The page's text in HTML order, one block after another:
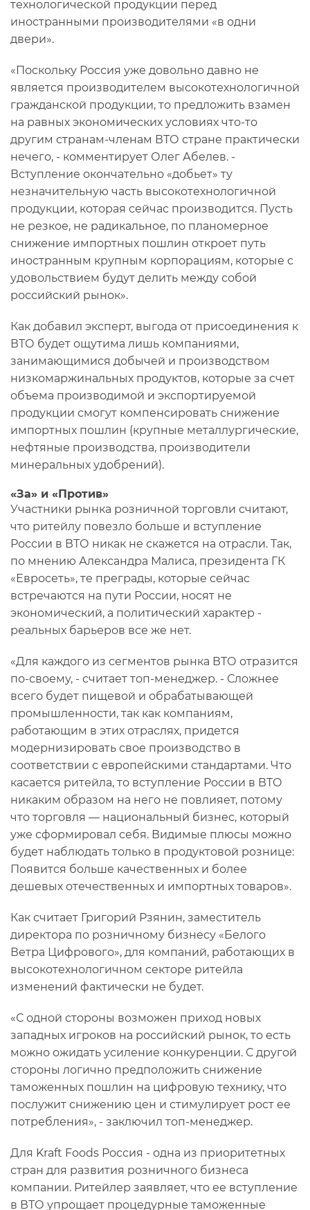
технологической продукции перед
иностранными производителями «в одни
двери».
«Поскольку Россия уже довольно давно не
является производителем высокотехнологичной
гражданской продукции, то предложить взамен
на равных экономических условиях что-то
другим странам-членам ВТО стране практически
нечего, - комментирует Олег Абелев. -
Вступление окончательно «добьет» ту
незначительную часть высокотехнологичной
продукции, которая сейчас производится. Пусть
не резкое, не радикальное, по планомерное
снижение импортных пошлин откроет путь
иностранным крупным корпорациям, которые с
удовольствием будут делить между собой
российский рынок».
Как добавил эксперт, выгода от присоединения к
ВТО будет ощутима лишь компаниями,
занимающимися добычей и производством
низкомаржинальных продуктов, которые за счет
объема производимой и экспортируемой
продукции смогут компенсировать снижение
импортных пошлин (крупные металлургические,
нефтяные производства, производители
минеральных удобрений).
«За» и «Против»
Участники рынка розничной торговли считают,
что ритейлу повезло больше и вступление
России в ВТО никак не скажется на отрасли. Так,
по мнению Александра Малиса, президента ГК
«Евросеть», те преграды, которые сейчас
встречаются на пути России, носят не
экономический, а политический характер -
реальных барьеров все же нет.
«Для каждого из сегментов рынка ВТО отразится
по-своему, - считает топ-менеджер. - Сложнее
всего будет пищевой и обрабатывающей
промышленности, так как компаниям,
работающим в этих отраслях, придется
модернизировать свое производство в
соответствии с европейскими стандартами. Что
касается ритейла, то вступление России в ВТО
никаким образом на него не повлияет, потому
что торговля — национальный бизнес, который
уже сформировал себя. Видимые плюсы можно
будет наблюдать только в продуктовой рознице:
Появится больше качественных и более
дешевых отечественных и импортных товаров».
Как считает Григорий Рзянин, заместитель
директора по розничному бизнесу «Белого
Ветра Цифрового», для компаний, работающих в
высокотехнологичном секторе ритейла
изменений фактически не будет.
«С одной стороны возможен приход новых
западных игроков на российский рынок, то есть
можно ожидать усиление конкуренции. С другой
стороны логично предположить снижение
таможенных пошлин на цифровую технику, что
послужит снижению цен и стимулирует рост ее
потребления», - заключил топ-менеджер.
Для Kraft Foods Россия - одна из приоритетных
стран для развития розничного бизнеса
компании. Ритейлер заявляет, что ее вступление
в ВТО упрощает процедурные таможенные